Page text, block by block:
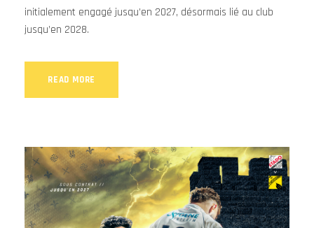
initialement engagé jusqu’en 2027, désormais lié au club
jusqu’en 2028.
READ MORE